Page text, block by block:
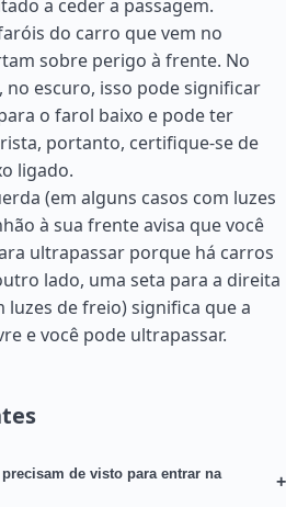
a ceder a passagem.
do carro que vem no
sobre perigo à frente. No
no escuro, isso pode significar
o farol baixo e pode ter
portanto, certifique-se de
ligado.
(em alguns casos com luzes
à sua frente avisa que você
ultrapassar porque há carros
lado, uma seta para a direita
luzes de freio) significa que a
e você pode ultrapassar.
de visto para entrar na
+